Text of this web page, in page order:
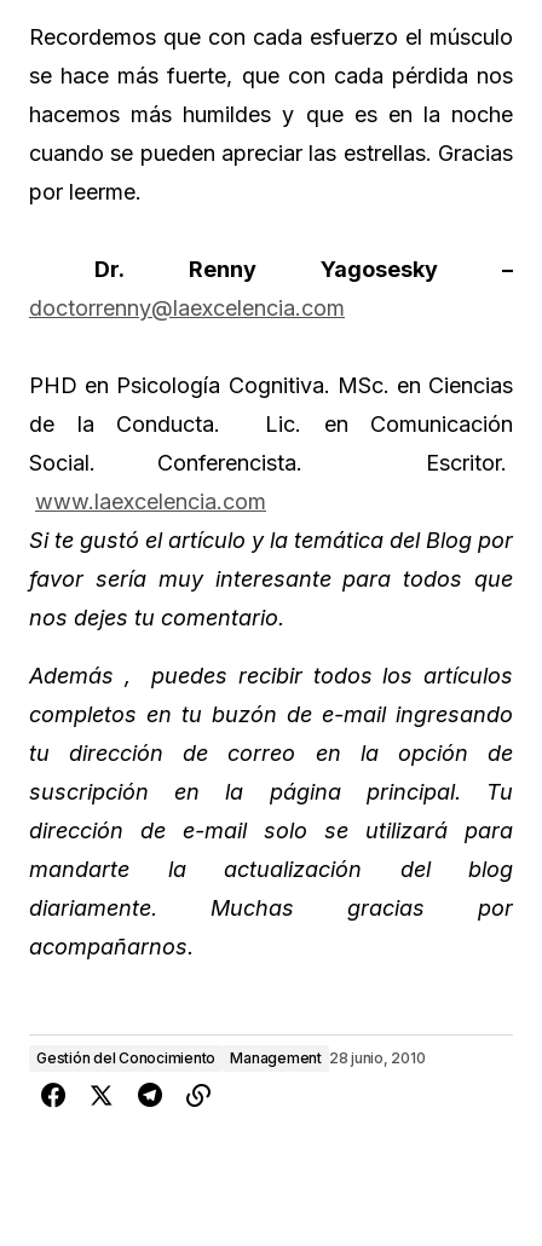
Recordemos que con cada esfuerzo el músculo
se hace más fuerte, que con cada pérdida nos
hacemos más humildes y que es en la noche
cuando se pueden apreciar las estrellas. Gracias
por leerme.
Dr. Renny Yagosesky –
doctorrenny@laexcelencia.com
PHD en Psicología Cognitiva. MSc. en Ciencias
de la Conducta. Lic. en Comunicación
Social. Conferencista. Escritor.
www.laexcelencia.com
Si te gustó el artículo y la temática del Blog por
favor sería muy interesante para todos que
nos dejes tu comentario.
Además , puedes recibir todos los artículos
completos en tu buzón de e-mail ingresando
tu dirección de correo en la opción de
suscripción en la página principal. Tu
dirección de e-mail solo se utilizará para
mandarte la actualización del blog
diariamente. Muchas gracias por
acompañarnos.
Gestión del Conocimiento Management 28 junio, 2010